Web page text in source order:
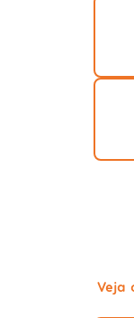
Veja